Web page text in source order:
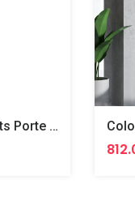
Barre De Douche 3jets Porte Savon Carree Ruby Noir